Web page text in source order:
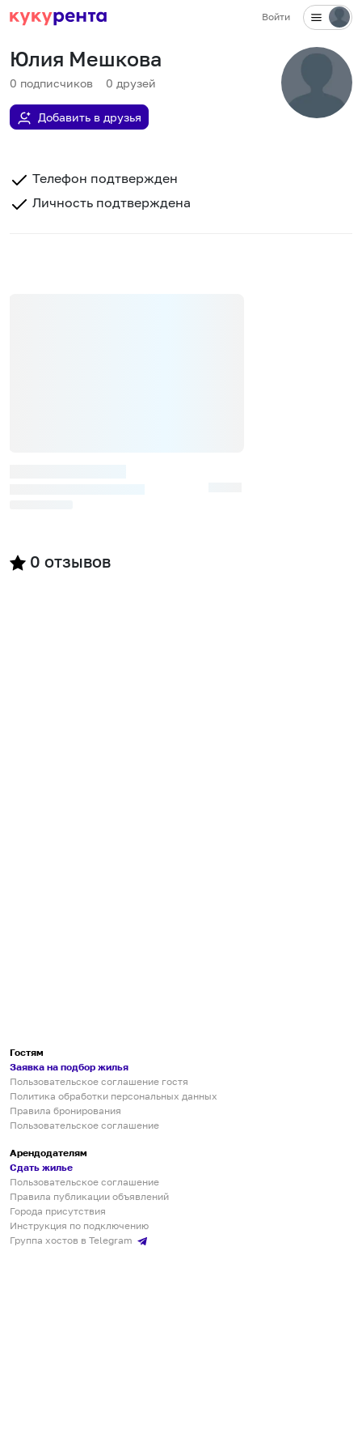
Войти
Юлия Мешкова
0 подписчиков 0 друзей
Добавить в друзья
Телефон подтвержден
Личность подтверждена
0 отзывов
Гостям
Заявка на подбор жилья
Пользовательское соглашение гостя
Политика обработки персональных данных
Правила бронирования
Пользовательское соглашение
Арендодателям
Сдать жилье
Пользовательское соглашение
Правила публикации объявлений
Города присутствия
Инструкция по подключению
Группа хостов в Telegram